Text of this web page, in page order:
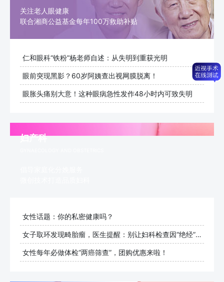
关注老人眼健康
联合湘商公益基金每年100万救助补贴
仁和眼科“铁粉”杨老师自述：从失明到重获光明
眼前突现黑影？60岁阿姨查出视网膜脱离！
眼胀头痛别大意！这种眼病急性发作48小时内可致失明
妇产科
女性话题：你的私密健康吗？
女子取环发现畸胎瘤，医生提醒：别让妇科检查因“绝经”而止步
女性每年必做体检“两癌筛查”，团购优惠来啦！